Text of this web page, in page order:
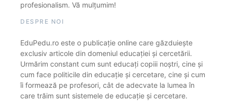
profesionalism. Vă mulțumim!
DESPRE NOI
EduPedu.ro este o publicație online care găzduiește
exclusiv articole din domeniul educației și cercetării.
Urmărim constant cum sunt educați copiii noștri, cine și
cum face politicile din educație și cercetare, cine și cum
îi formează pe profesori, cât de adecvate la lumea în
care trăim sunt sistemele de educație și cercetare.